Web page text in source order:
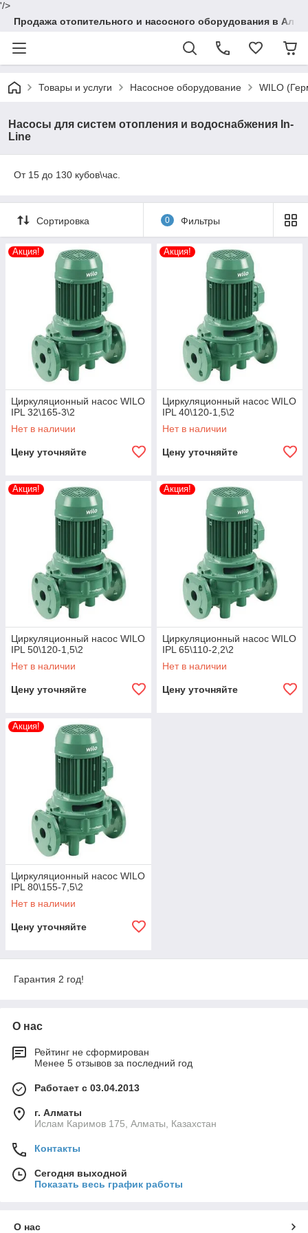
'/>
Продажа отопительного и насосного оборудования в
Товары и услуги Насосное оборудование WILO
Насосы для систем отопления и водоснабжения In-
Line
От 15 до 130 кубов\час.
Сортировка 0 Фильтры
Акция!
Циркуляционный насос WILO
IPL 32\165-3\2
Нет в наличии
Цену уточняйте
Акция!
Циркуляционный насос WILO
IPL 40\120-1,5\2
Нет в наличии
Цену уточняйте
Акция!
Циркуляционный насос WILO
IPL 50\120-1,5\2
Нет в наличии
Цену уточняйте
Акция!
Циркуляционный насос WILO
IPL 65\110-2,2\2
Нет в наличии
Цену уточняйте
Акция!
Циркуляционный насос WILO
IPL 80\155-7,5\2
Нет в наличии
Цену уточняйте
Гарантия 2 год!
О нас
Рейтинг не сформирован
Менее 5 отзывов за последний год
Работает с 03.04.2013
г. Алматы
Ислам Каримов 175, Алматы, Казахстан
Контакты
Сегодня выходной
Показать весь график работы
О нас